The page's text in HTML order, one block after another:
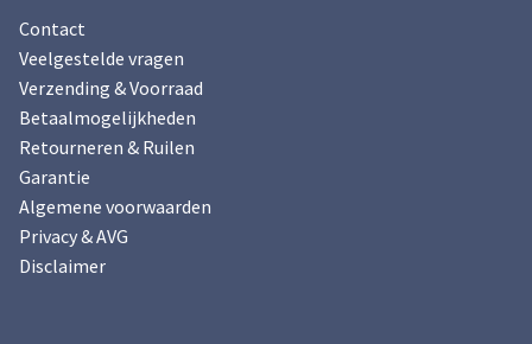
Contact
Veelgestelde vragen
Verzending & Voorraad
Betaalmogelijkheden
Retourneren & Ruilen
Garantie
Algemene voorwaarden
Privacy & AVG
Disclaimer